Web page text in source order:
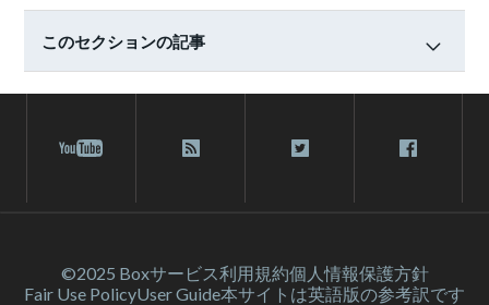
このセクションの記事
©2025 Boxサービス利⽤規約個人情報保護方針
Fair Use PolicyUser Guide本サイトは英語版の参考訳です